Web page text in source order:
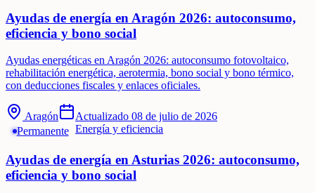
Ayudas de energía en Aragón 2026: autoconsumo,
eficiencia y bono social
Ayudas energéticas en Aragón 2026: autoconsumo fotovoltaico,
rehabilitación energética, aerotermia, bono social y bono térmico,
con deducciones fiscales y enlaces oficiales.
Aragón Actualizado 08 de julio de 2026
Permanente Energía y eficiencia
Ayudas de energía en Asturias 2026: autoconsumo,
eficiencia y bono social